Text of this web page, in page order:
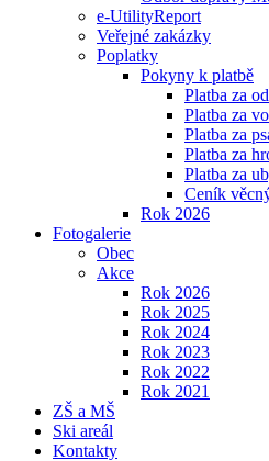
e-UtilityReport
Veřejné zakázky
Poplatky
Pokyny k platbě
Platba za
Platba za
Platba za
Platba za
Platba za
Ceník
Rok 2026
Fotogalerie
Obec
Akce
Rok 2026
Rok 2025
Rok 2024
Rok 2023
Rok 2022
Rok 2021
ZŠ a MŠ
Ski areál
Kontakty